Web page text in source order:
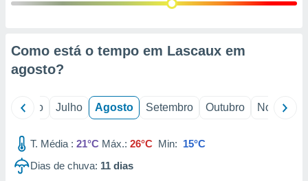
e
de
Como está o tempo em Lascaux em
agosto?
Junho Julho Agosto Setembro Outubro Novembro
T. Média : 21°C Máx.: 26°C Min: 15°C
Dias de chuva: 11 dias